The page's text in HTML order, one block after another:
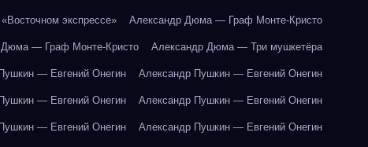
экспрессе» Александр Дюма — Граф Монте-Кристо
Дюма — Граф Монте-Кристо Александр Дюма — Три мушкетёра
— Евгений Онегин Александр Пушкин — Евгений Онегин
— Евгений Онегин Александр Пушкин — Евгений Онегин
— Евгений Онегин Александр Пушкин — Евгений Онегин